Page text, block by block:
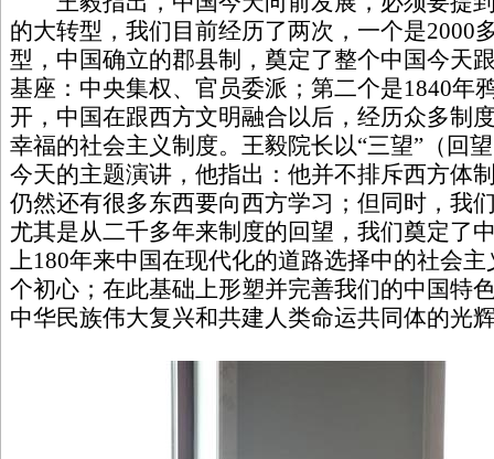
的大转型，我们目前经历了两次，一个是2000
型，中国确立的郡县制，奠定了整个中国今天
基座：中央集权、官员委派；第二个是1840年
开，中国在跟西方文明融合以后，经历众多制
幸福的社会主义制度。王毅院长以“三望”（回
今天的主题演讲，他指出：他并不排斥西方体
仍然还有很多东西要向西方学习；但同时，我
尤其是从二千多年来制度的回望，我们奠定了
上180年来中国在现代化的道路选择中的社会
个初心；在此基础上形塑并完善我们的中国特
中华民族伟大复兴和共建人类命运共同体的光